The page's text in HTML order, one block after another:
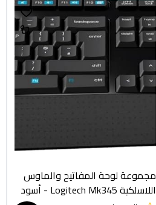
مجموعة لوحة المفاتيح والماوس
اللاسلكية Logitech Mk345 - أسود